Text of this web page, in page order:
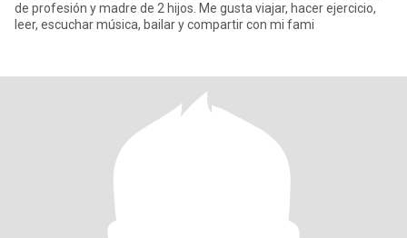
de profesión y madre de 2 hijos. Me gusta viajar, hacer ejercicio,
leer, escuchar música, bailar y compartir con mi fami